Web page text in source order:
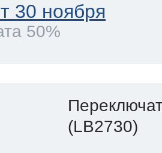
30 ноября
50%
(LB2730)